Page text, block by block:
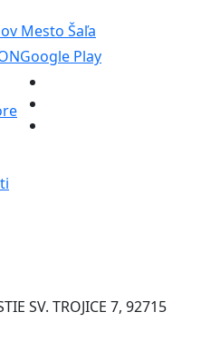
Google Play
SV. TROJICE 7, 92715